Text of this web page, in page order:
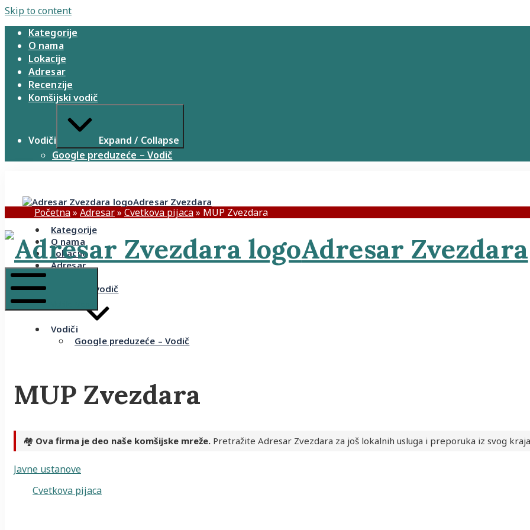
Skip to content
Kategorije
O nama
Lokacije
Adresar
Recenzije
Komšijski vodič
Vodiči
Expand / Collapse
Google preduzeće – Vodič
Adresar Zvezdara
Kategorije
O nama
Lokacije
Adresar
Komšijski vodič
Vodiči
Google preduzeće – Vodič
Početna» Adresar» Cvetkova pijaca» MUP Zvezdara
Adresar Zvezdara
MUP Zvezdara
🏘️ Ova firma je deo naše komšijske mreže. Pretražite Adresar Zvezdara za još lokalnih usluga i preporuka iz svog kraja
Javne ustanove
Cvetkova pijaca